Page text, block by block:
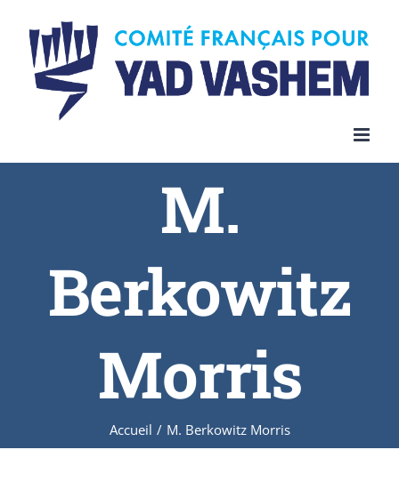
content
M.
Berkowitz
Morris
Accueil / M. Berkowitz Morris